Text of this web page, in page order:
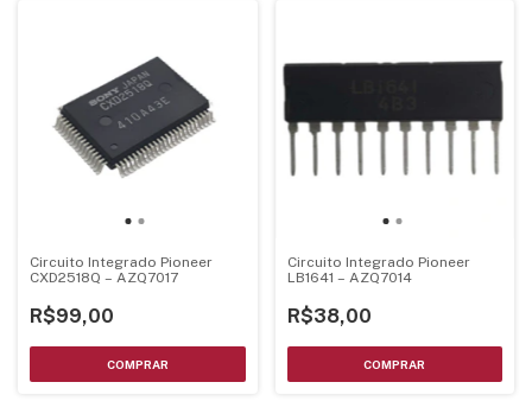
Circuito Integrado Pioneer
CXD2518Q – AZQ7017
R$99,00
Circuito Integrado Pioneer
LB1641 – AZQ7014
R$38,00